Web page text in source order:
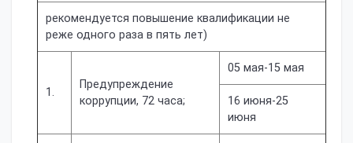
рекомендуется повышение квалификации не
реже одного раза в пять лет)
1.
Предупреждение
коррупции, 72 часа;
05 мая-15 мая
16 июня-25
июня